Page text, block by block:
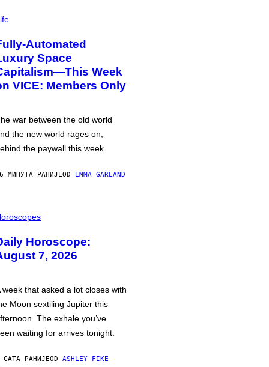
Automated
Space
Week
VICE: Members Only
war between the old world
the new world rages on,
the paywall this week.
МИНУТА РАНИЈЕOD EMMA GARLAND
Horoscope:
7, 2026
week that asked a lot closes with
Moon sextiling Jupiter this
The exhale you’ve
waiting for arrives tonight.
САТА РАНИЈЕOD ASHLEY FIKE